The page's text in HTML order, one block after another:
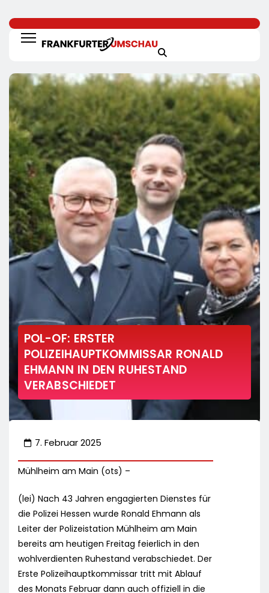
POL-OF: ERSTER
POLIZEIHAUPTKOMMISSAR RONALD
EHMANN IN DEN RUHESTAND
VERABSCHIEDET
7. Februar 2025
Mühlheim am Main (ots) –
(lei) Nach 43 Jahren engagierten Dienstes für
die Polizei Hessen wurde Ronald Ehmann als
Leiter der Polizeistation Mühlheim am Main
bereits am heutigen Freitag feierlich in den
wohlverdienten Ruhestand verabschiedet. Der
Erste Polizeihauptkommissar tritt mit Ablauf
des Monats Februar dann auch offiziell in die